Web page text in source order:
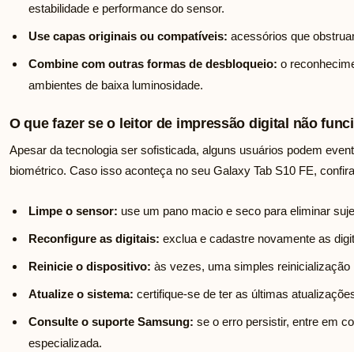
estabilidade e performance do sensor.
Use capas originais ou compatíveis: acessórios que
Combine com outras formas de desbloqueio: o
ambientes de baixa luminosidade.
O que fazer se o leitor de impressão digital não
Apesar da tecnologia ser sofisticada, alguns usuários podem
biométrico. Caso isso aconteça no seu Galaxy Tab S10 FE,
Limpe o sensor: use um pano macio e seco para eliminar
Reconfigure as digitais: exclua e cadastre novamente as
Reinicie o dispositivo: às vezes, uma simples
Atualize o sistema: certifique-se de ter as últimas
Consulte o suporte Samsung: se o erro persistir, entre em
especializada.